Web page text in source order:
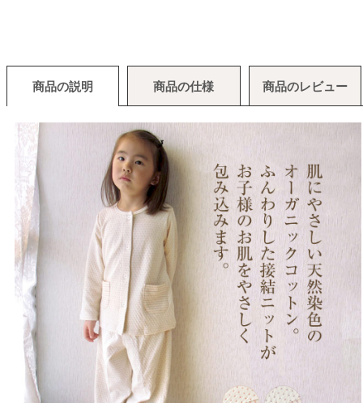
商品の説明 商品の仕様 商品のレビュー